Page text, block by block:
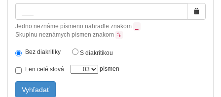
Jedno neznáme písmeno nahraďte znakom
Skupinu neznámych písmen znakom %
Bez diakritiky S diakritikou
Len celé slová písmen
Vyhľadať